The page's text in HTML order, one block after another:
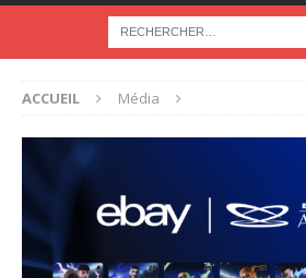
ACCUEIL Média